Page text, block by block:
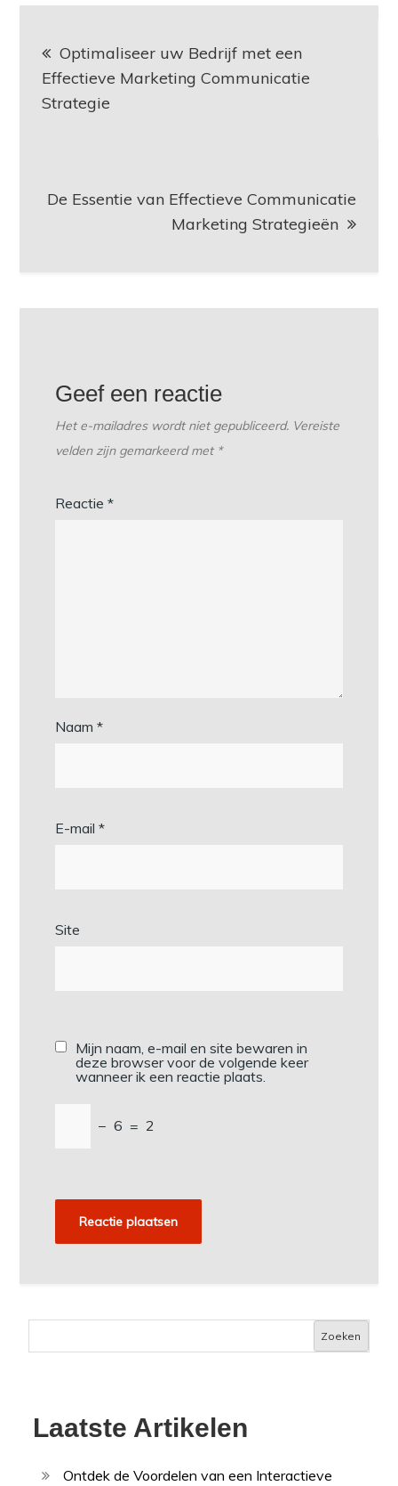
Optimaliseer uw Bedrijf met een
Effectieve Marketing Communicatie
Strategie
De Essentie van Effectieve Communicatie
Marketing Strategieën
Geef een reactie
Het e-mailadres wordt niet gepubliceerd. Vereiste
velden zijn gemarkeerd met *
Reactie*
Naam*
E-mail*
Site
Mijn naam, e-mail en site bewaren in
deze browser voor de volgende keer
wanneer ik een reactie plaats.
− 6 = 2
Zoeken
Laatste Artikelen
Ontdek de Voordelen van een Interactieve